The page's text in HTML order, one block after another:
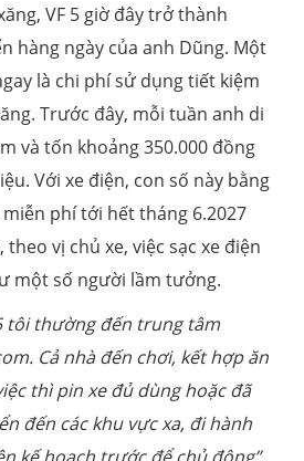
VF 5 giờ đây trở thành
hàng ngày của anh Dũng. Một
là chi phí sử dụng tiết kiệm
Trước đây, mỗi tuần anh di
và tốn khoảng 350.000 đồng
Với xe điện, con số này bằng
phí tới hết tháng 6.2027
theo vị chủ xe, việc sạc xe điện
một số người lầm tưởng.
tôi thường đến trung tâm
Cả nhà đến chơi, kết hợp ăn
thì pin xe đủ dùng hoặc đã
đến các khu vực xa, đi hành